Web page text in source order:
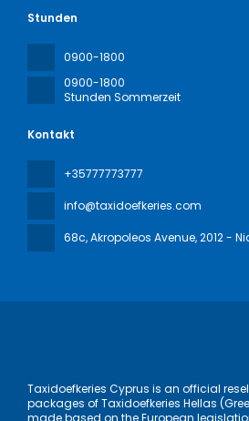
Kontakt
+35777773777
info@taxidoefkeries.com
68c, Akropoleos Avenue, 2012 -
Stunden
0900-1800
0900-1800
Stunden Sommerzeit
Taxidoefkeries Cyprus is an official
packages of Taxidoefkeries Hellas
made based on the European